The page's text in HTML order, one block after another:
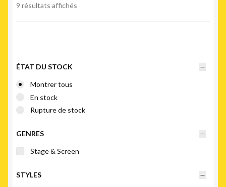
9 résultats affichés
ÉTAT DU STOCK
Montrer tous
En stock
Rupture de stock
GENRES
Stage & Screen
STYLES